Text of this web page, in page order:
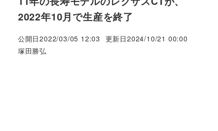
2022年10月で生産を終了
公開日2022/03/05 12:03 更新日2024/10/21 00:00
著
塚田勝弘